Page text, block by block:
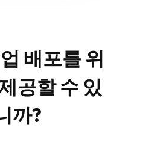
배포를 위
공할 수 있
까?